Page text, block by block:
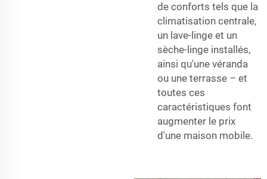
de conforts tels que la
climatisation centrale,
un lave-linge et un
sèche-linge installés,
ainsi qu'une véranda
ou une terrasse – et
toutes ces
caractéristiques font
augmenter le prix
d'une maison mobile.